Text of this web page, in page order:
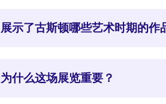
展示了古斯顿哪些艺术时期的作
为什么这场展览重要？